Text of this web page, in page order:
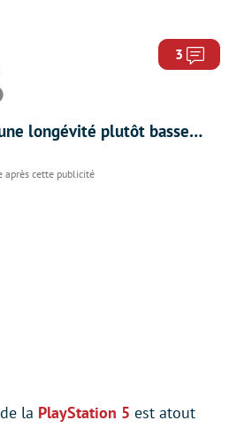
3
longévité plutôt basse…
la PlayStation 5 est atout